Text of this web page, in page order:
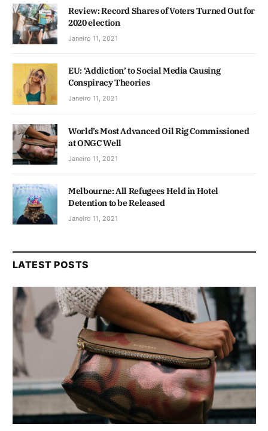
Review: Record Shares of Voters Turned Out for
2020 election
Janeiro 11, 2021
EU: ‘Addiction’ to Social Media Causing
Conspiracy Theories
Janeiro 11, 2021
World’s Most Advanced Oil Rig Commissioned
at ONGC Well
Janeiro 11, 2021
Melbourne: All Refugees Held in Hotel
Detention to be Released
Janeiro 11, 2021
LATEST POSTS